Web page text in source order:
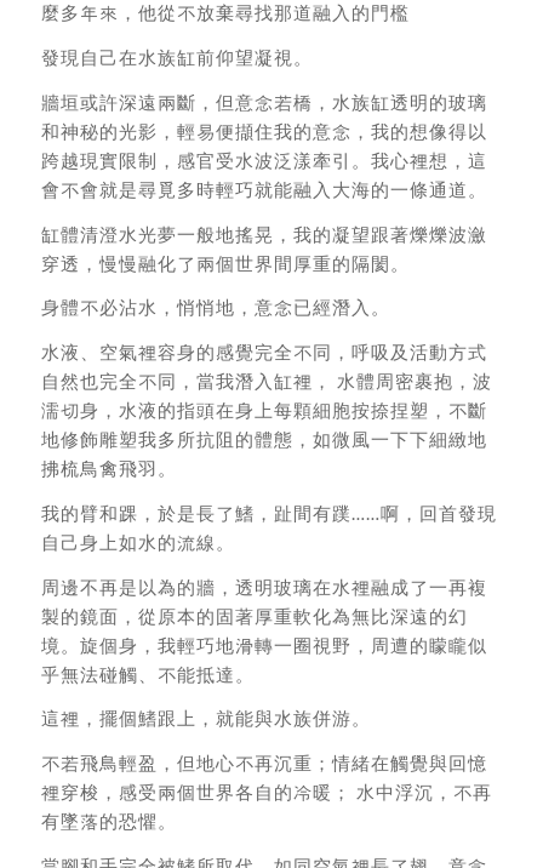
麼多年來，他從不放棄尋找那道融入的門檻
發現自己在水族缸前仰望凝視。
牆垣或許深遠兩斷，但意念若橋，水族缸透明的玻璃
和神秘的光影，輕易便擷住我的意念，我的想像得以
跨越現實限制，感官受水波泛漾牽引。我心裡想，這
會不會就是尋覓多時輕巧就能融入大海的一條通道。
缸體清澄水光夢一般地搖晃，我的凝望跟著爍爍波瀲
穿透，慢慢融化了兩個世界間厚重的隔閡。
身體不必沾水，悄悄地，意念已經潛入。
水液、空氣裡容身的感覺完全不同，呼吸及活動方式
自然也完全不同，當我潛入缸裡， 水體周密裹抱，波
濡切身，水液的指頭在身上每顆細胞按捺捏塑，不斷
地修飾雕塑我多所抗阻的體態，如微風一下下細緻地
拂梳鳥禽飛羽。
我的臂和踝，於是長了鰭，趾間有蹼……啊，回首發現
自己身上如水的流線。
周邊不再是以為的牆，透明玻璃在水裡融成了一再複
製的鏡面，從原本的固著厚重軟化為無比深遠的幻
境。旋個身，我輕巧地滑轉一圈視野，周遭的矇矓似
乎無法碰觸、不能抵達。
這裡，擺個鰭跟上，就能與水族併游。
不若飛鳥輕盈，但地心不再沉重；情緒在觸覺與回憶
裡穿梭，感受兩個世界各自的冷暖； 水中浮沉，不再
有墜落的恐懼。